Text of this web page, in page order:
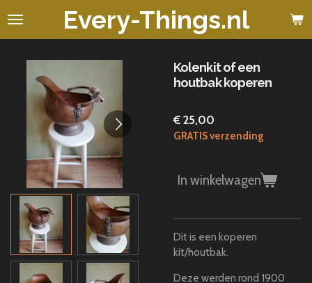
Ga
hoofdinhoud
Every-Things.nl
Kolenkit of een
houtbak koperen
€ 25,00
GRATIS verzending
In winkelwagen
Dit is een koperen
kit/houtbak.
Deze werden rond 1900